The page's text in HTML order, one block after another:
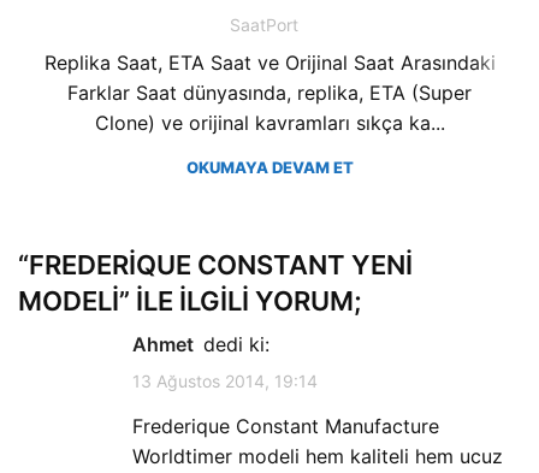
SaatPort
Replika Saat, ETA Saat ve Orijinal Saat Arasındaki
Farklar Saat dünyasında, replika, ETA (Super
Clone) ve orijinal kavramları sıkça ka...
OKUMAYA DEVAM ET
“FREDERIQUE CONSTANT YENI
MODELI” ILE ILGILI YORUM;
ahmet dedi ki:
13 Ağustos 2014, 19:14
Frederique Constant Manufacture
Worldtimer modeli hem kaliteli hem ucuz